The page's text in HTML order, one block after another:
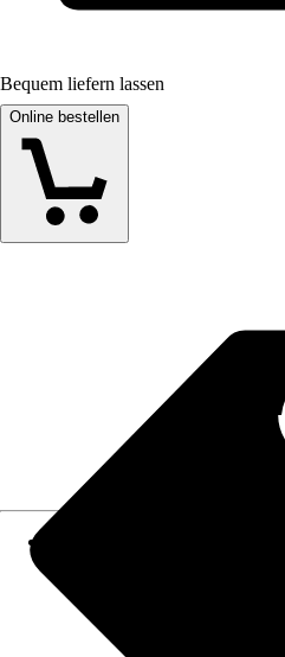
Bequem liefern lassen
Online bestellen